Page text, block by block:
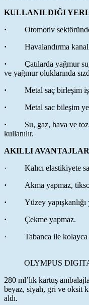
KULLANILDIĞI
·
Otomotiv sektöründe,
·
Havalandırma
·
Çatılarda yağmur
ve yağmur oluklarında
·
Metal saç birleşim
·
Metal sac bileşim
·
Su, gaz, hava ve toz
kullanılır.
AKILLI AVANTAJLAR
· Kalıcı elastikiyete
·
Akma yapmaz,
· Yüzey yapışkanlığı
·
Çekme yapmaz.
· Tabanca ile kolayca
OLYMPUS
280 ml’lık kartuş
beyaz, siyah, gri ve oksit
aldı.